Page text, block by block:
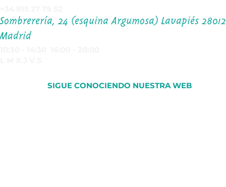
Sombrerería, 24 (esquina Argumosa) Lavapiés 28012
Madrid
SIGUE CONOCIENDO NUESTRA WEB